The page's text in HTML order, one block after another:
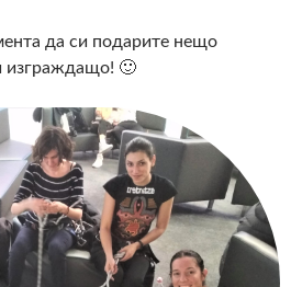
да си подарите нещо
изграждащо! 🙂